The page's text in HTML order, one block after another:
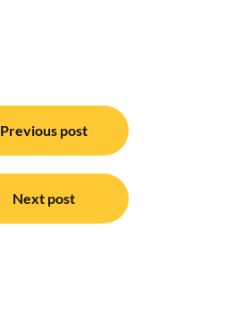
Previous post
Next post